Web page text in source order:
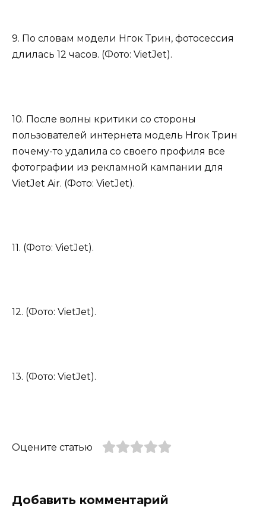
9. По словам модели Нгок Трин, фотосессия
длилась 12 часов. (Фото: VietJet).
10. После волны критики со стороны
пользователей интернета модель Нгок Трин
почему-то удалила со своего профиля все
фотографии из рекламной кампании для
VietJet Air. (Фото: VietJet).
11. (Фото: VietJet).
12. (Фото: VietJet).
13. (Фото: VietJet).
Оцените статью
Добавить комментарий